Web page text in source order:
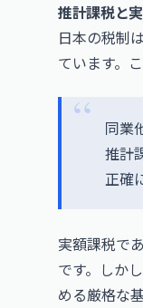
推計課税と
日本の税制
ています。
同業
推計
正確
実額課税で
です。しか
める厳格な